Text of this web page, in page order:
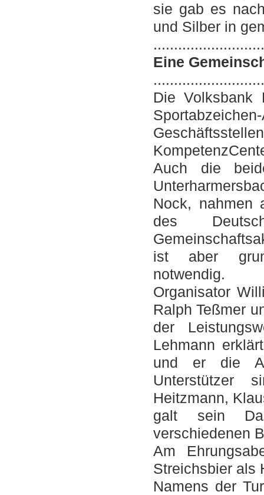
sie gab es
und Silber in
Eine
Die
Auch die
Nock, nahmen
des
ist aber
notwendig.
Organisator
Ralph Teßmer
der
Lehmann
und er die
Unterstützer
Heitzmann,
galt sein
verschiedenen
Am
Streichsbier als
Namens der